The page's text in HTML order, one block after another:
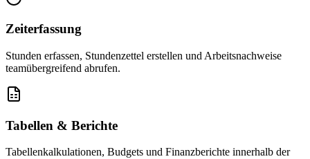
Zeiterfassung
Stunden erfassen, Stundenzettel erstellen und Arbeitsnachweise
teamübergreifend abrufen.
Tabellen & Berichte
Tabellenkalkulationen, Budgets und Finanzberichte innerhalb der